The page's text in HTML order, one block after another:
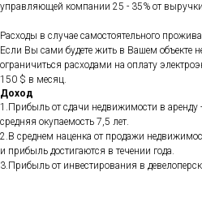
управляющей компании 25 - 35% от
Расходы в случае самостоятельного
Если Вы сами будете жить в Вашем объекте
ограничиться расходами на оплату
150 $ в месяц.
Доход
1.Прибыль от сдачи недвижимости в аренду
средняя окупаемость 7,5 лет.
2.В среднем наценка от продажи
и прибыль достигаются в течении года.
3.Прибыль от инвестирования в